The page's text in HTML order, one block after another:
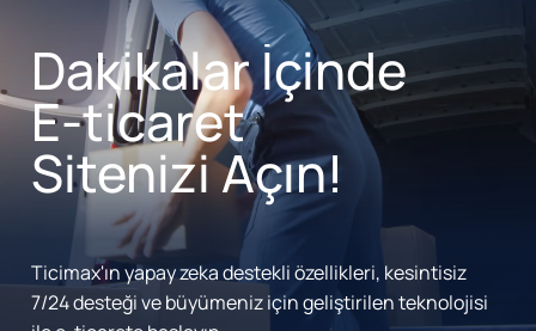
Dakikalar İçinde
E-ticaret
Sitenizi Açın!
Ticimax'ın yapay zeka destekli özellikleri, kesintisiz
7/24 desteği ve büyümeniz için geliştirilen teknolojisi